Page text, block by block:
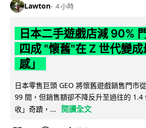
Lawton 4 小時
日本二手遊戲店減 90%
四成 "懷舊"在 Z 世代變
感」
日本零售巨頭 GEO 將懷舊遊戲銷售門市
99 間，但銷售額卻不降反升至過往的 1.4
收」奇蹟，...
閱讀全文